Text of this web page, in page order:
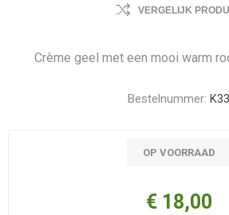
VERGELIJK
Crème geel met een mooi warm
Bestelnummer: K33
OP VOORRAAD
€ 18,00